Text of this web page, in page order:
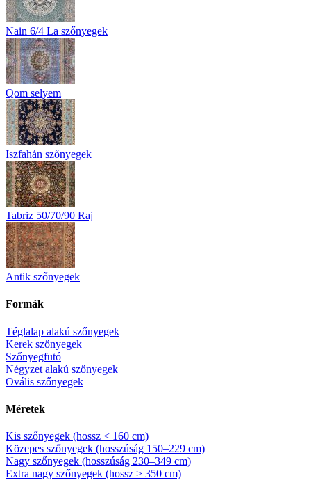
Nain 6/4 La szőnyegek
Qom selyem
Iszfahán szőnyegek
Tabriz 50/70/90 Raj
Antik szőnyegek
Formák
Téglalap alakú szőnyegek
Kerek szőnyegek
Szőnyegfutó
Négyzet alakú szőnyegek
Ovális szőnyegek
Méretek
Kis szőnyegek (hossz < 160 cm)
Közepes szőnyegek (hosszúság 150–229 cm)
Nagy szőnyegek (hosszúság 230–349 cm)
Extra nagy szőnyegek (hossz > 350 cm)